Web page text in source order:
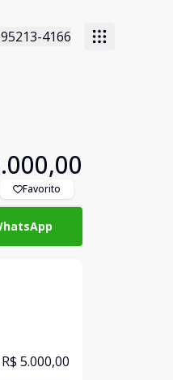
4166
Favorito
R$ 5.000,00